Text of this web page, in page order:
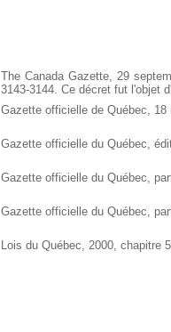
The Canada Gazette, 29
3143-3144. Ce décret fut l'objet
Gazette officielle de Québec,
Gazette officielle du Québec,
Gazette officielle du Québec,
Gazette officielle du Québec,
Lois du Québec, 2000, chapitre